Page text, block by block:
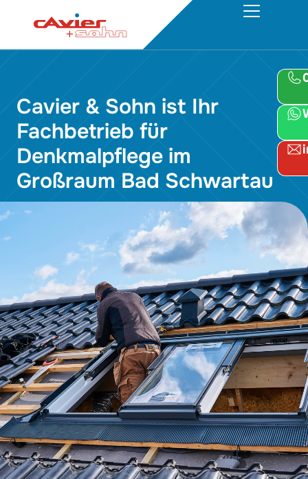
Cavier & Sohn ist Ihr
Fachbetrieb für
Denkmalpflege im
Großraum Bad Schwartau